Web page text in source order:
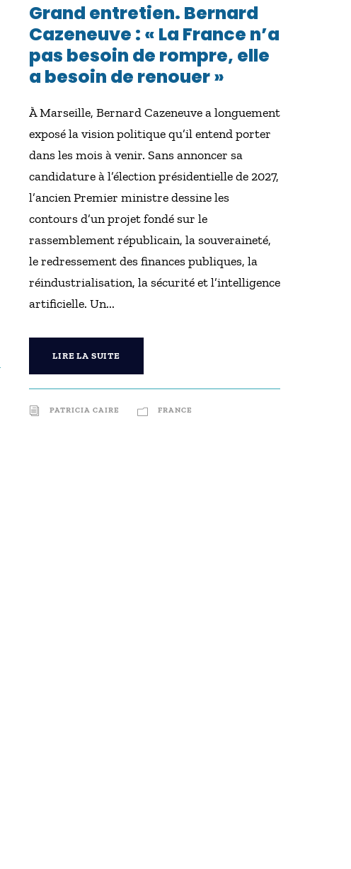
Grand entretien. Bernard
Cazeneuve : « La France n’a
pas besoin de rompre, elle
a besoin de renouer »
À Marseille, Bernard Cazeneuve a longuement
exposé la vision politique qu’il entend porter
dans les mois à venir. Sans annoncer sa
candidature à l’élection présidentielle de 2027,
l’ancien Premier ministre dessine les
contours d’un projet fondé sur le
rassemblement républicain, la souveraineté,
le redressement des finances publiques, la
réindustrialisation, la sécurité et l’intelligence
artificielle. Un...
LIRE LA SUITE
PATRICIA CAIRE FRANCE